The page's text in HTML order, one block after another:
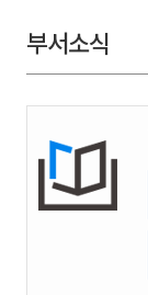
뉴
열
부서소식